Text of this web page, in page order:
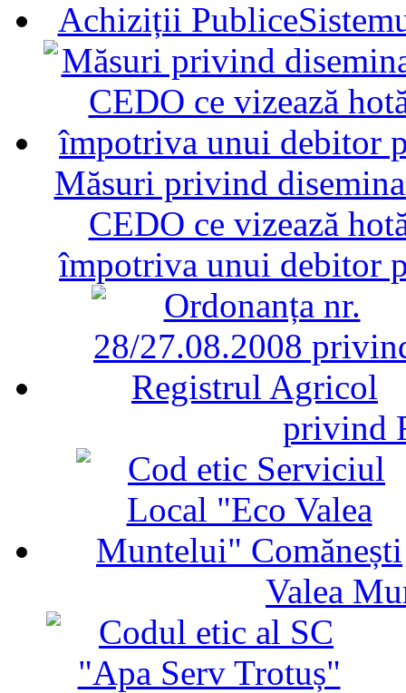
Măsuri privind
CEDO ce vizează
împotriva unui debitor
privind
Valea